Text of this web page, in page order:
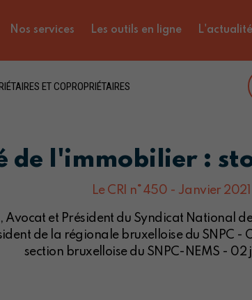
ET COPROPRIÉTAIRES
Nos services Les outils en ligne L'actualité
de l'immobilier :
Le CRI n°450 - Janvier 2021
Avocat et Président du Syndicat National
de la régionale bruxelloise du SNPC -
section bruxelloise du SNPC-NEMS - 02